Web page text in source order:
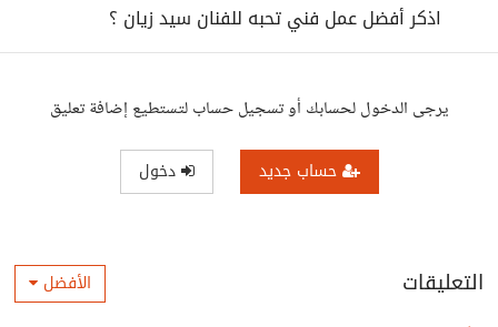
اذكر أفضل عمل فني تحبه للفنان سيد زيان ؟
يرجى الدخول لحسابك أو تسجيل حساب لتستطيع إضافة تعليق
حساب جديد دخول
التعليقات الأفضل